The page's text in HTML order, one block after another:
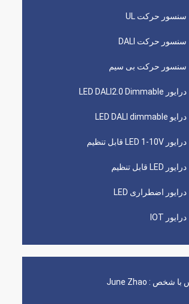
سنسور حرکت UL
سنسور حرکت DALI
سنسور حرکت بی سیم
درایور LED DALI2.0 Dimmable
درایو LED DALI dimmable
درایور LED 1-10V قابل تنظیم
درایور LED قابل تنظیم
درایور اضطراری LED
درایور IOT
با شخص : June Zhao